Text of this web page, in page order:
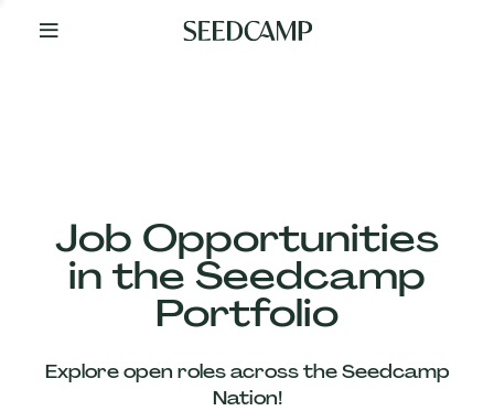
Your
Job Opportunities
in the Seedcamp
Portfolio
Explore open roles across the Seedcamp
Nation!
Our
Companies